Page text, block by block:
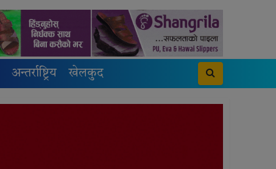
अन्तर्राष्ट्रिय खेलकुद